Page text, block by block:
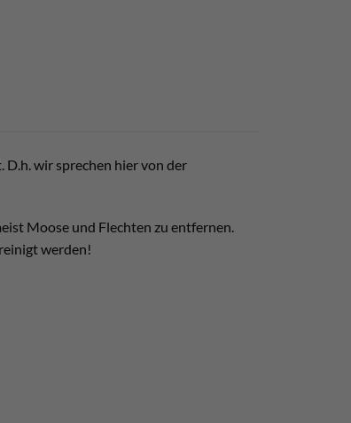
wir sprechen hier von der
Moose und Flechten zu entfernen.
werden!